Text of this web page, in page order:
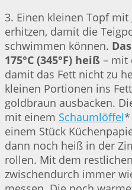
3. Einen kleinen Topf
erhitzen, damit die
schwimmen können.
175°C (345°F) heiß – mit
damit das Fett nicht zu
kleinen Portionen ins
goldbraun ausbacken.
mit einem Schaumlöffel*
einem Stück
dann noch heiß in der
rollen. Mit dem
zwischendurch immer